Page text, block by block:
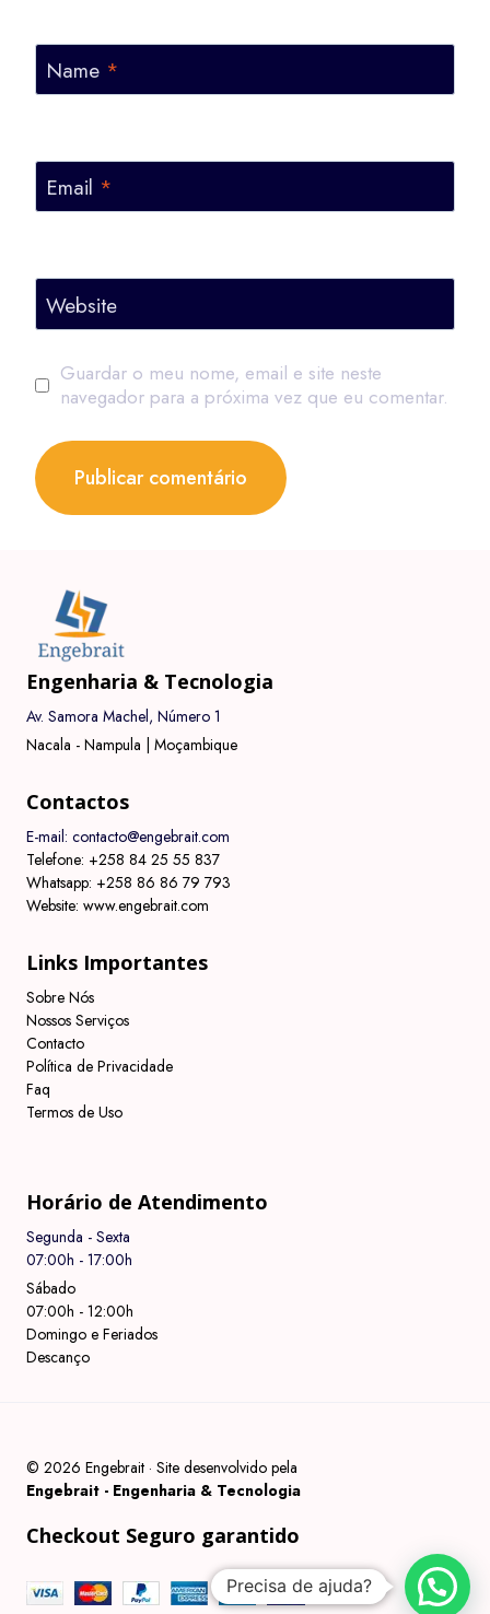
Name *
Email *
Website
Guardar o meu nome, email e site neste
navegador para a próxima vez que eu comentar.
Engenharia & Tecnologia
Av. Samora Machel, Número 1
Nacala - Nampula | Moçambique
Contactos
E-mail: contacto@engebrait.com
Telefone: +258 84 25 55 837
Whatsapp: +258 86 86 79 793
Website: www.engebrait.com
Links Importantes
Sobre Nós
Nossos Serviços
Contacto
Política de Privacidade
Faq
Termos de Uso
Horário de Atendimento
Segunda - Sexta
07:00h - 17:00h
Sábado
07:00h - 12:00h
Domingo e Feriados
Descanço
© 2026 Engebrait · Site desenvolvido pela
Engebrait - Engenharia & Tecnologia
Checkout Seguro garantido
Precisa de ajuda?